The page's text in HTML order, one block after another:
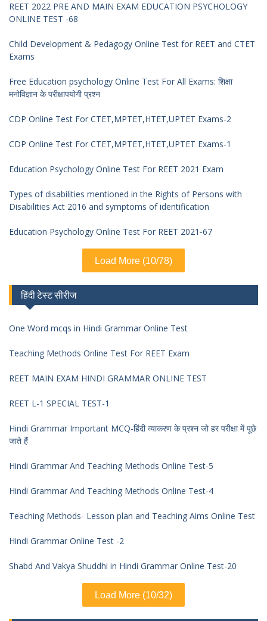
REET 2022 PRE AND MAIN EXAM EDUCATION PSYCHOLOGY
ONLINE TEST -68
Child Development & Pedagogy Online Test for REET and CTET
Exams
Free Education psychology Online Test For All Exams: शिक्षा
मनोविज्ञान के परीक्षापयोगी प्रश्न
CDP Online Test For CTET,MPTET,HTET,UPTET Exams-2
CDP Online Test For CTET,MPTET,HTET,UPTET Exams-1
Education Psychology Online Test For REET 2021 Exam
Types of disabilities mentioned in the Rights of Persons with
Disabilities Act 2016 and symptoms of identification
Education Psychology Online Test For REET 2021-67
Load More (10/78)
हिंदी टेस्ट सीरीज
One Word mcqs in Hindi Grammar Online Test
Teaching Methods Online Test For REET Exam
REET MAIN EXAM HINDI GRAMMAR ONLINE TEST
REET L-1 SPECIAL TEST-1
Hindi Grammar Important MCQ-हिंदी व्याकरण के प्रश्न जो हर परीक्षा में पूछे
जाते हैं
Hindi Grammar And Teaching Methods Online Test-5
Hindi Grammar And Teaching Methods Online Test-4
Teaching Methods- Lesson plan and Teaching Aims Online Test
Hindi Grammar Online Test -2
Shabd And Vakya Shuddhi in Hindi Grammar Online Test-20
Load More (10/32)